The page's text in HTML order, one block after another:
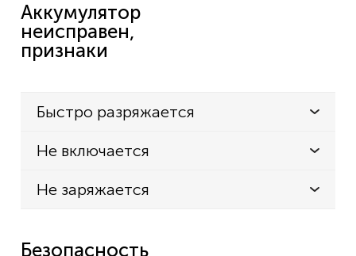
Аккумулятор
неисправен,
признаки
Быстро разряжается
Не включается
Не заряжается
Безопасность